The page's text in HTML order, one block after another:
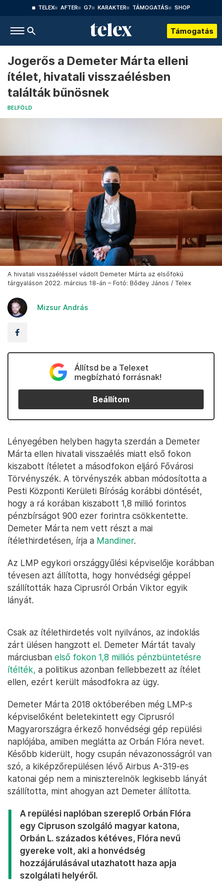
TELEX AFTER G7 KARAKTER TÁMOGATÁS SHOP
Támogatás
Jogerős a Demeter Márta elleni
ítélet, hivatali visszaélésben
találták bűnösnek
BELFÖLD
A hivatali visszaéléssel vádolt Demeter Márta az elsőfokú
tárgyaláson 2022. március 18-án – Fotó: Bődey János / Telex
Mizsur András
Állítsd be a Telexet
megbízható forrásnak!
Beállítom
Lényegében helyben hagyta szerdán a Demeter
Márta ellen hivatali visszaélés miatt első fokon
kiszabott ítéletet a másodfokon eljáró Fővárosi
Törvényszék. A törvényszék abban módosította a
Pesti Központi Kerületi Bíróság korábbi döntését,
hogy a rá korában kiszabott 1,8 millió forintos
pénzbírságot 900 ezer forintra csökkentette.
Demeter Márta nem vett részt a mai
ítélethirdetésen, írja a Mandiner.
Az LMP egykori országgyűlési képviselője korábban
tévesen azt állította, hogy honvédségi géppel
szállították haza Ciprusról Orbán Viktor egyik
lányát.
Csak az ítélethirdetés volt nyilvános, az indoklás
zárt ülésen hangzott el. Demeter Mártát tavaly
márciusban első fokon 1,8 milliós pénzbüntetésre
ítélték, a politikus azonban fellebbezett az ítélet
ellen, ezért került másodfokra az ügy.
Demeter Márta 2018 októberében még LMP-s
képviselőként beletekintett egy Ciprusról
Magyarországra érkező honvédségi gép repülési
naplójába, amiben meglátta az Orbán Flóra nevet.
Később kiderült, hogy csupán névazonosságról van
szó, a kiképzőrepülésen lévő Airbus A-319-es
katonai gép nem a miniszterelnök legkisebb lányát
szállította, mint ahogyan azt Demeter állította.
A repülési naplóban szereplő Orbán Flóra
egy Cipruson szolgáló magyar katona,
Orbán L. százados kétéves, Flóra nevű
gyereke volt, aki a honvédség
hozzájárulásával utazhatott haza apja
szolgálati helyéről.